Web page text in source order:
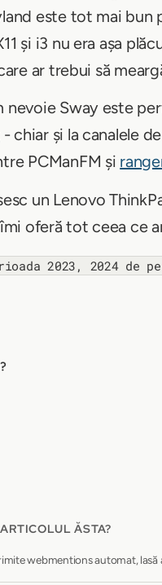
este tot mai
și i3 nu era așa
ar trebui să
nevoie Sway este
- chiar și la canalele
PCManFM și
un Lenovo
oferă tot ceea ce
2023, 2024 de
ĂSTA?
webmentions automat, lasă